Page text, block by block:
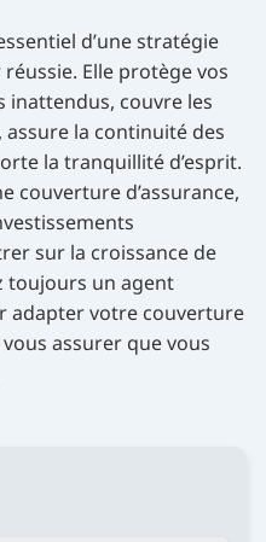
d’une stratégie
Elle protège vos
inattendus, couvre les
la continuité des
la tranquillité d’esprit.
couverture d’assurance,
sur la croissance de
toujours un agent
adapter votre couverture
assurer que vous